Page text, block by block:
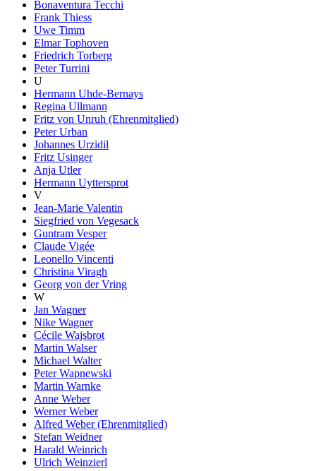
Bonaventura Tecchi
Frank Thiess
Uwe Timm
Elmar Tophoven
Friedrich Torberg
Peter Turrini
U
Hermann Uhde-Bernays
Regina Ullmann
Fritz von Unruh (Ehrenmitglied)
Peter Urban
Johannes Urzidil
Fritz Usinger
Anja Utler
Hermann Uyttersprot
V
Jean-Marie Valentin
Siegfried von Vegesack
Guntram Vesper
Claude Vigée
Leonello Vincenti
Christina Viragh
Georg von der Vring
W
Jan Wagner
Nike Wagner
Cécile Wajsbrot
Martin Walser
Michael Walter
Peter Wapnewski
Martin Warnke
Anne Weber
Werner Weber
Alfred Weber (Ehrenmitglied)
Stefan Weidner
Harald Weinrich
Ulrich Weinzierl